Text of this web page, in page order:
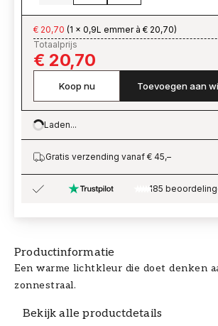
Productinformatie
Een warme lichtkleur die doet denken
zonnestraal.
Bekijk alle productdetails
€ 20,70 (1 x 0,9L emmer à € 20,70)
Totaalprijs
€ 20,70
Koop nu Toevoegen aan
Loading…
Laden...
Gratis verzending vanaf € 45,–
185